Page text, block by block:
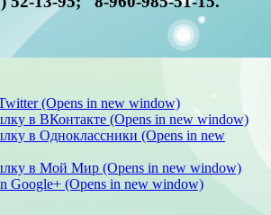
(Opens in new window)
в ВКонтакте (Opens in new window)
в Одноклассники (Opens in new
в Мой Мир (Opens in new window)
Google+ (Opens in new window)